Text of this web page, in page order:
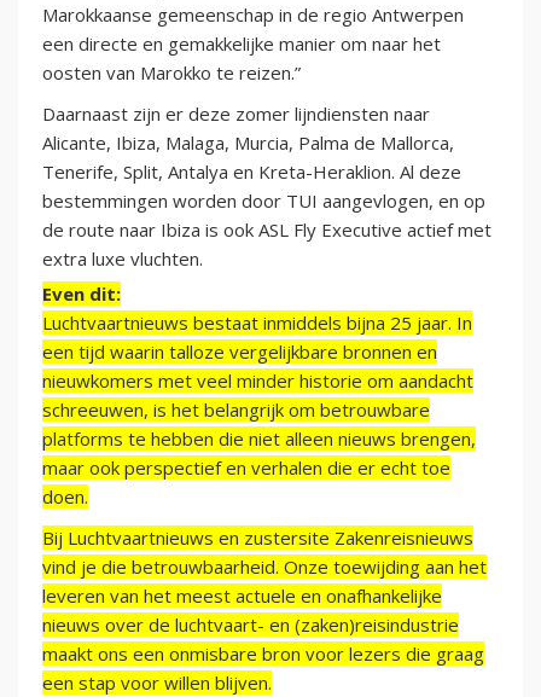
Marokkaanse gemeenschap in de regio Antwerpen
een directe en gemakkelijke manier om naar het
oosten van Marokko te reizen.”
Daarnaast zijn er deze zomer lijndiensten naar
Alicante, Ibiza, Malaga, Murcia, Palma de Mallorca,
Tenerife, Split, Antalya en Kreta-Heraklion. Al deze
bestemmingen worden door TUI aangevlogen, en op
de route naar Ibiza is ook ASL Fly Executive actief met
extra luxe vluchten.
Even dit:
Luchtvaartnieuws bestaat inmiddels bijna 25 jaar. In
een tijd waarin talloze vergelijkbare bronnen en
nieuwkomers met veel minder historie om aandacht
schreeuwen, is het belangrijk om betrouwbare
platforms te hebben die niet alleen nieuws brengen,
maar ook perspectief en verhalen die er echt toe
doen.
Bij Luchtvaartnieuws en zustersite Zakenreisnieuws
vind je die betrouwbaarheid. Onze toewijding aan het
leveren van het meest actuele en onafhankelijke
nieuws over de luchtvaart- en (zaken)reisindustrie
maakt ons een onmisbare bron voor lezers die graag
een stap voor willen blijven.